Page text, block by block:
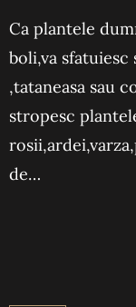
Ca plantele
boli,va
,tataneasa sau
stropesc
de…